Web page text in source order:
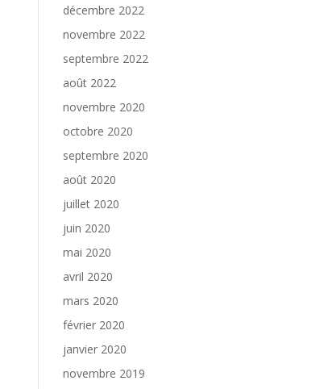
décembre 2022
novembre 2022
septembre 2022
août 2022
novembre 2020
octobre 2020
septembre 2020
août 2020
juillet 2020
juin 2020
mai 2020
avril 2020
mars 2020
février 2020
janvier 2020
novembre 2019